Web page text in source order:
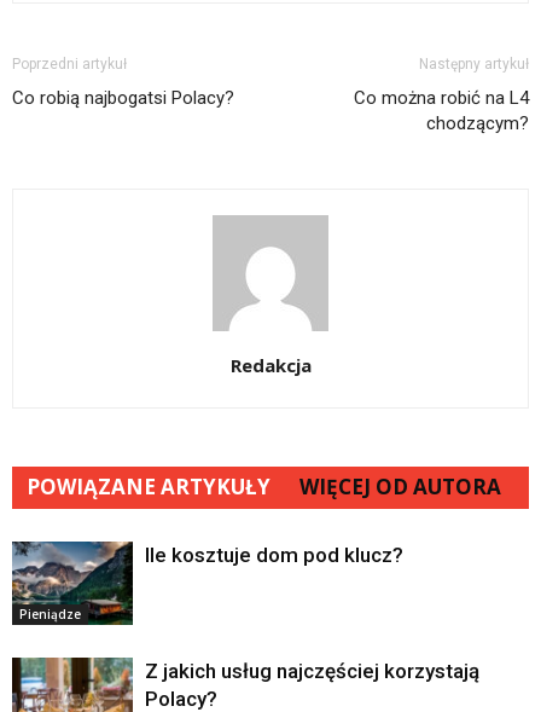
Poprzedni artykuł
Co robią najbogatsi Polacy?
Następny artykuł
Co można robić na L4
chodzącym?
Redakcja
POWIĄZANE ARTYKUŁY WIĘCEJ OD AUTORA
Pieniądze
Ile kosztuje dom pod klucz?
Z jakich usług najczęściej korzystają
Polacy?